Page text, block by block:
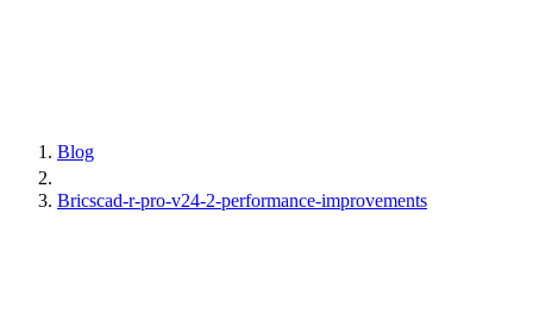
Blog
Bricscad-r-pro-v24-2-performance-improvements